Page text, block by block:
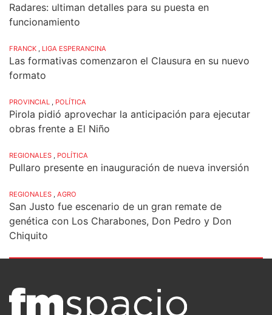
Radares: ultiman detalles para su puesta en
funcionamiento
FRANCK , LIGA ESPERANCINA
Las formativas comenzaron el Clausura en su nuevo
formato
PROVINCIAL , POLÍTICA
Pirola pidió aprovechar la anticipación para ejecutar
obras frente a El Niño
REGIONALES , POLÍTICA
Pullaro presente en inauguración de nueva inversión
REGIONALES , AGRO
San Justo fue escenario de un gran remate de
genética con Los Charabones, Don Pedro y Don
Chiquito